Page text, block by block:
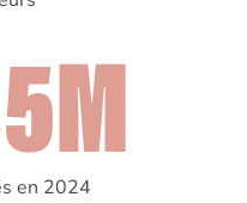
en 2024